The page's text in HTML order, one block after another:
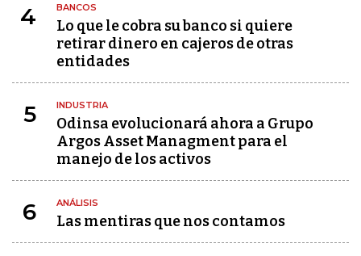
4 BANCOS
Lo que le cobra su banco si quiere
retirar dinero en cajeros de otras
entidades
5 INDUSTRIA
Odinsa evolucionará ahora a Grupo
Argos Asset Managment para el
manejo de los activos
6 ANÁLISIS
Las mentiras que nos contamos